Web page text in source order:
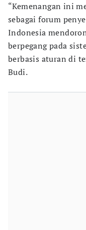
“Kemenangan ini
sebagai forum
Indonesia
berpegang pada
berbasis aturan di
Budi.